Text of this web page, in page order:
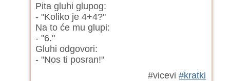
Pita gluhi glupog:
- "Koliko je 4+4?"
Na to će mu glupi:
- "6."
Gluhi odgovori:
- "Nos ti posran!"
#vicevi#kratki